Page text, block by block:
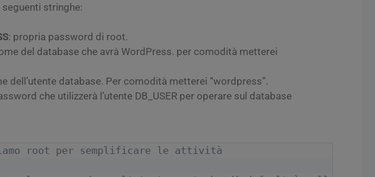
stringhe:
: propria password di root.
del database che avrà WordPress. per comodità metterei
dell’utente database. Per comodità metterei “wordpress”.
che utilizzerà l’utente DB_USER per operare sul database
root per semplificare le attività